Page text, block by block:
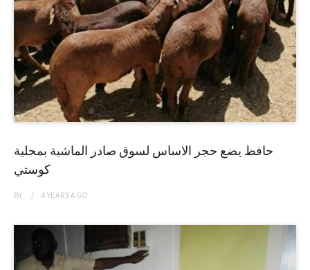
حافظ يضع حجر الاساس لسوق صادر الماشية بمحلية
كوستي
BY 4 YEARSAGO